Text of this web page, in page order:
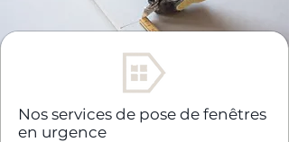
Nos services de pose de fenêtres
en urgence